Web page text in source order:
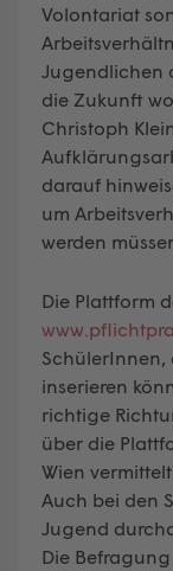
Volontariat
Jugendlichen
die Zukunft
Christoph
darauf
um
werden
Die Plattform
SchülerInnen,
inserieren
richtige
über die
Wien vermittelt
Auch bei den
Jugend
Die